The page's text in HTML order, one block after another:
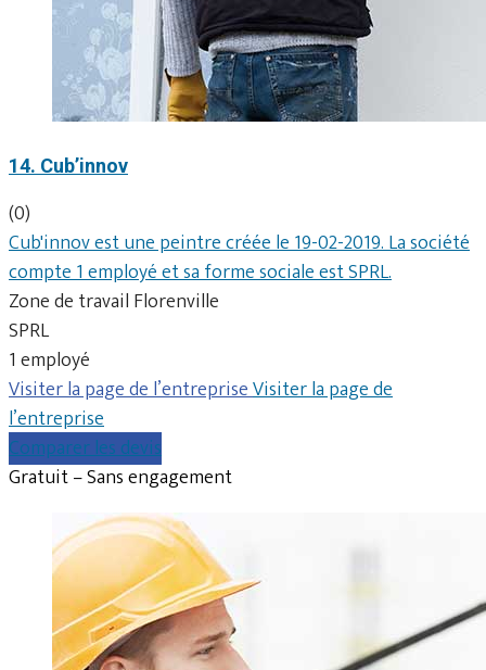
14. Cub’innov
(0)
Cub'innov est une peintre créée le 19-02-2019. La société
compte 1 employé et sa forme sociale est SPRL.
Zone de travail Florenville
SPRL
1 employé
Visiter la page de l’entrepriseVisiter la page de
l’entreprise
Comparer les devis
Gratuit – Sans engagement